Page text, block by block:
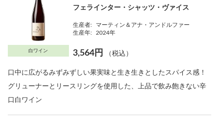
白ワイン
フェラインター・シャッツ・ヴァイス
生産者:
マーティン＆アナ・アンドルファー
生産年:
2024年
3,564円 （税込）
口中に広がるみずみずしい果実味と生き生きとしたスパイス感！
グリューナーとリースリングを使用した、上品で飲み飽きない辛
口白ワイン